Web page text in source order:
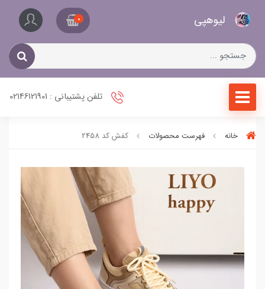
لیو‌هپی 0
تلفن پشتیبانی : 02146121901
خانه فهرست محصولات کفش کد 2458